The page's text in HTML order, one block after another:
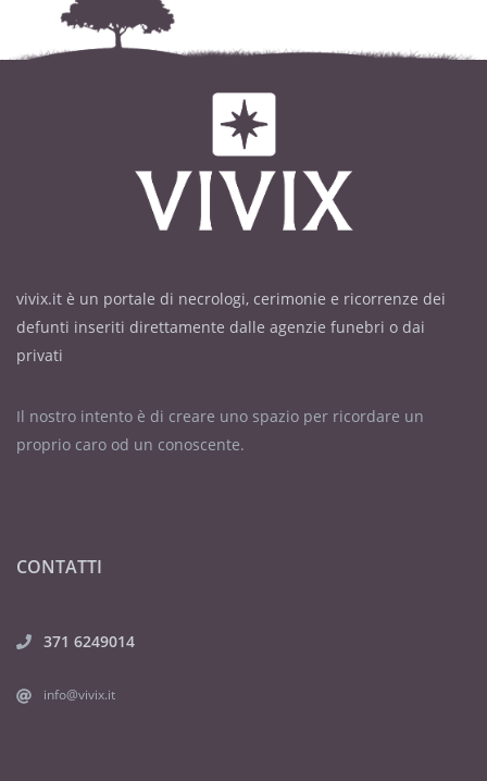
vivix.it è un portale di necrologi, cerimonie e ricorrenze dei
defunti inseriti direttamente dalle agenzie funebri o dai
privati
Il nostro intento è di creare uno spazio per ricordare un
proprio caro od un conoscente.
CONTATTI
371 6249014
info@vivix.it